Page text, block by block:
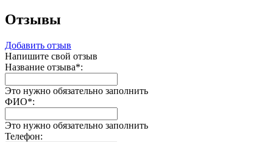
Отзывы
Добавить отзыв
Напишите свой отзыв
Название отзыва*:
Это нужно обязательно заполнить
ФИО*:
Это нужно обязательно заполнить
Телефон: